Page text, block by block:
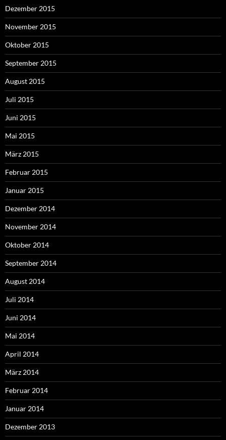
Dezember 2015
November 2015
Oktober 2015
September 2015
August 2015
Juli 2015
Juni 2015
Mai 2015
März 2015
Februar 2015
Januar 2015
Dezember 2014
November 2014
Oktober 2014
September 2014
August 2014
Juli 2014
Juni 2014
Mai 2014
April 2014
März 2014
Februar 2014
Januar 2014
Dezember 2013